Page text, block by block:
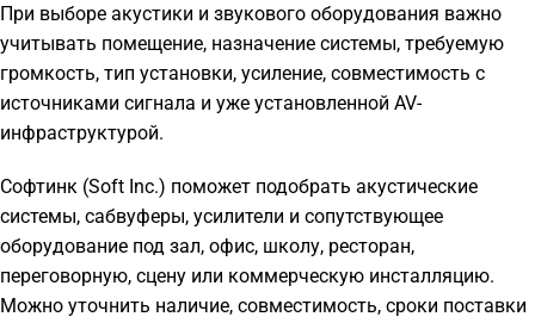
При выборе акустики и звукового оборудования важно
учитывать помещение, назначение системы, требуемую
громкость, тип установки, усиление, совместимость с
источниками сигнала и уже установленной AV-
инфраструктурой.
Софтинк (Soft Inc.) поможет подобрать акустические
системы, сабвуферы, усилители и сопутствующее
оборудование под зал, офис, школу, ресторан,
переговорную, сцену или коммерческую инсталляцию.
Можно уточнить наличие, совместимость, сроки поставки